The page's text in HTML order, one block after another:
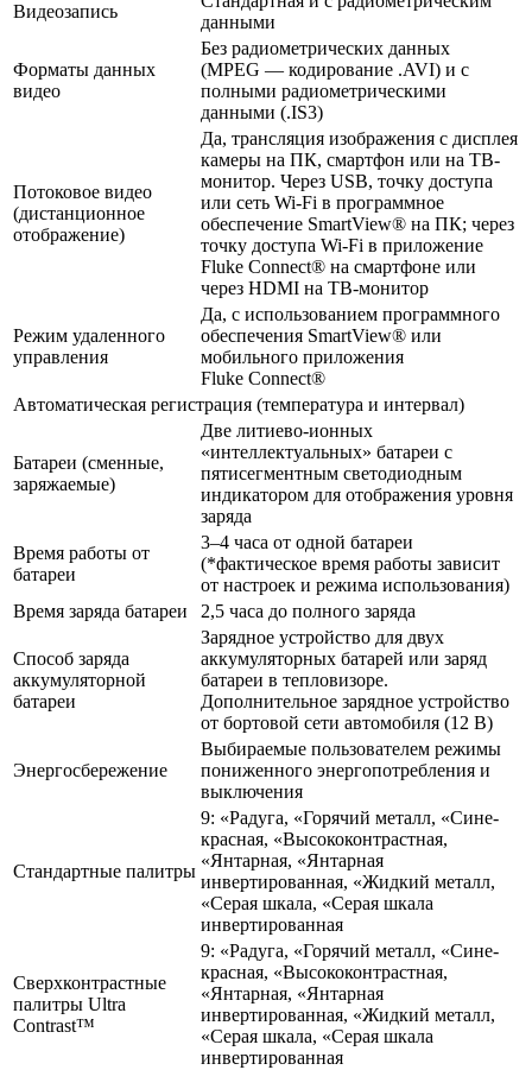
Видеозапись
данными
Форматы данных
видео
Без радиометрических данных
(MPEG — кодирование .AVI) и с
полными радиометрическими
данными (.IS3)
Потоковое видео
(дистанционное
отображение)
Да, трансляция изображения с дисплея
камеры на ПК, смартфон или на ТВ-
монитор. Через USB, точку доступа
или сеть Wi-Fi в программное
обеспечение SmartView® на ПК; через
точку доступа Wi-Fi в приложение
Fluke Connect® на смартфоне или
через HDMI на ТВ-монитор
Режим удаленного
управления
Да, с использованием программного
обеспечения SmartView® или
мобильного приложения
Fluke Connect®
Автоматическая регистрация (температура и интервал)
Батареи (сменные,
заряжаемые)
Две литиево-ионных
«интеллектуальных» батареи с
пятисегментным светодиодным
индикатором для отображения уровня
заряда
Время работы от
батареи
3–4 часа от одной батареи
(*фактическое время работы зависит
от настроек и режима использования)
Время заряда батареи
2,5 часа до полного заряда
Способ заряда
аккумуляторной
батареи
Зарядное устройство для двух
аккумуляторных батарей или заряд
батареи в тепловизоре.
Дополнительное зарядное устройство
от бортовой сети автомобиля (12 В)
Энергосбережение
Выбираемые пользователем режимы
пониженного энергопотребления и
выключения
Стандартные палитры
9: «Радуга, «Горячий металл, «Сине-
красная, «Высококонтрастная,
«Янтарная, «Янтарная
инвертированная, «Жидкий металл,
«Серая шкала, «Серая шкала
инвертированная
Сверхконтрастные
палитры Ultra
Contrast™
9: «Радуга, «Горячий металл, «Сине-
красная, «Высококонтрастная,
«Янтарная, «Янтарная
инвертированная, «Жидкий металл,
«Серая шкала, «Серая шкала
инвертированная